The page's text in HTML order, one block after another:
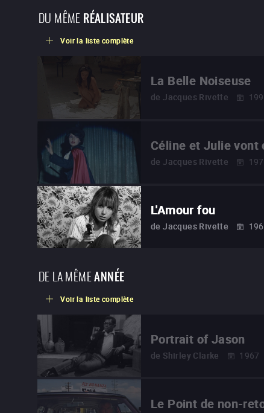
DU MÊMERÉALISATEUR
Voir la liste complète
La Belle Noiseuse
de Jacques Rivette
Céline et Julie vont
de Jacques Rivette
L'Amour fou
de Jacques Rivette
DE LA MÊMEANNÉE
Voir la liste complète
Portrait of Jason
de Shirley Clarke 1967
Le Point de non-